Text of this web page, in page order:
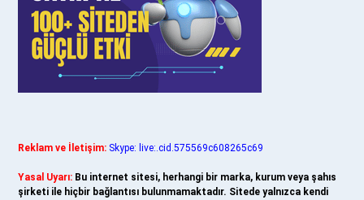
Reklam ve İletişim: Skype: live:.cid.575569c608265c69
Yasal Uyarı: Bu internet sitesi, herhangi bir marka, kurum veya şahıs
şirketi ile hiçbir bağlantısı bulunmamaktadır. Sitede yalnızca kendi